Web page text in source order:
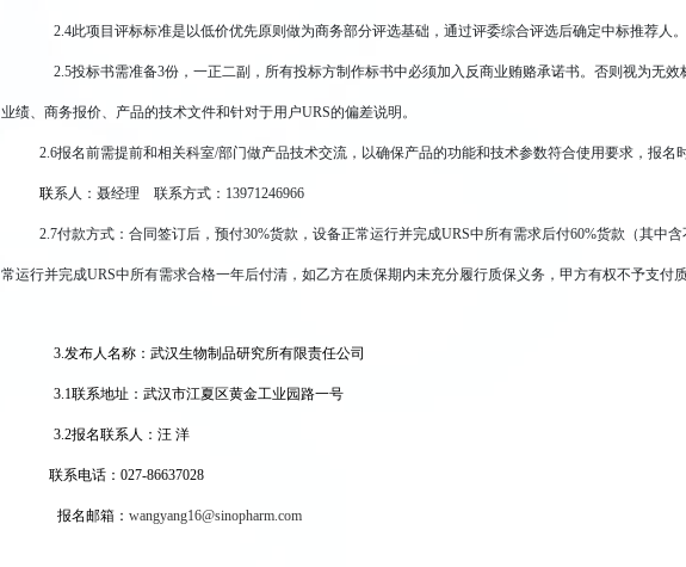
2.4此项目评标标准是以低价优先原则做为商务部分评选基础，通过评委综合评选后确定中标推荐人
2.5投标书需准备3份，一正二副，所有投标方制作标书中必须加入反商业贿赂承诺书。否则视为无
业绩、商务报价、产品的技术文件和针对于用户URS的偏差说明。
2.6报名前需提前和相关科室/部门做产品技术交流，以确保产品的功能和技术参数符合使用要求，报
联系人：聂经理 联系方式：13971246966
2.7付款方式：合同签订后，预付30%货款，设备正常运行并完成URS中所有需求后付60%货款（其中
常运行并完成URS中所有需求合格一年后付清，如乙方在质保期内未充分履行质保义务，甲方有权不予支付
3.发布人名称：武汉生物制品研究所有限责任公司
3.1联系地址：武汉市江夏区黄金工业园路一号
3.2报名联系人：汪 洋
联系电话：027-86637028
报名邮箱： wangyang16@sinopharm.com